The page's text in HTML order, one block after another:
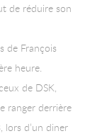
de réduire son
de François
heure.
de DSK,
ranger derrière
lors d’un diner